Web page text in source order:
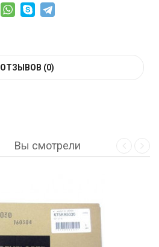
ОТЗЫВОВ (0)
Вы смотрели